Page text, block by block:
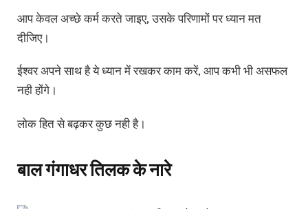
आप केवल अच्छे कर्म करते जाइए, उसके परिणामों पर ध्यान मत
दीजिए।
ईश्वर अपने साथ है ये ध्यान में रखकर काम करें, आप कभी भी असफल
नही होंगे।
लोक हित से बढ़कर कुछ नही है।
बाल गंगाधर तिलक के नारे